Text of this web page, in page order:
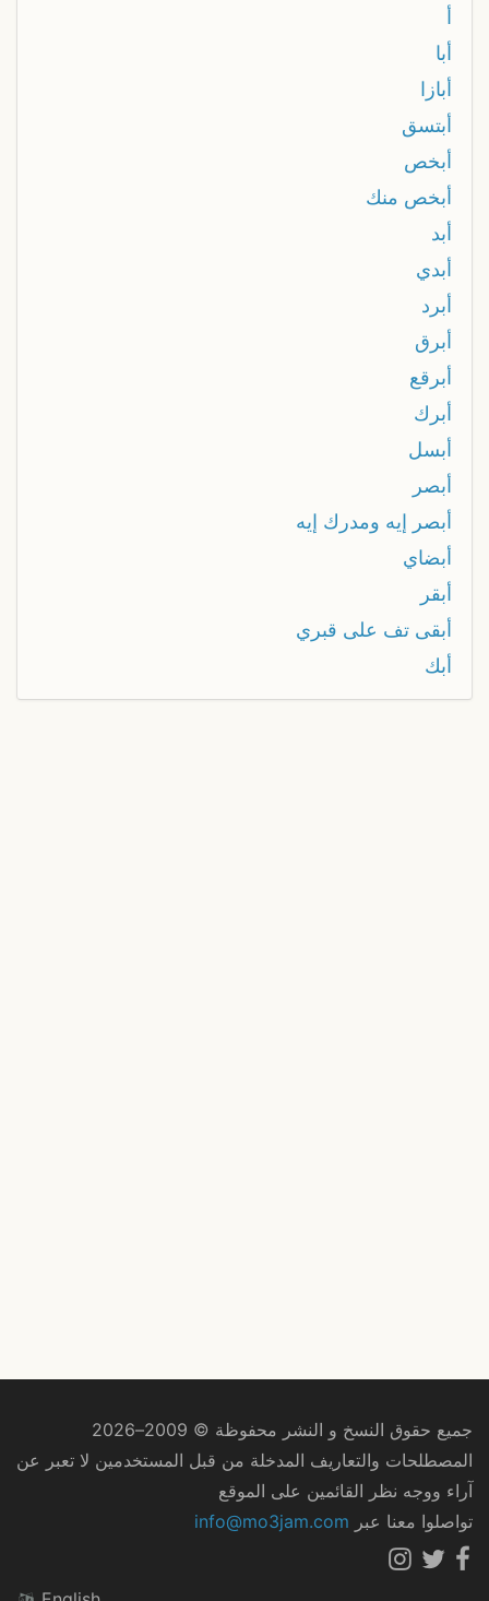
أ
أبا
أبازا
أبتسق
أبخص
أبخص منك
أبد
أبدي
أبرد
أبرق
أبرقع
أبرك
أبسل
أبصر
أﺑﺼﺮ إﻳﻪ وﻣﺪرك إﻳﻪ
أبضاي
أبقر
أبقى تف على قبري
أبك
جميع حقوق النسخ و النشر محفوظة © 2009–2026
المصطلحات والتعاريف المدخلة من قبل المستخدمين لا تعبر عن
آراء ووجه نظر القائمين على الموقع
تواصلوا معنا عبر info@mo3jam.com